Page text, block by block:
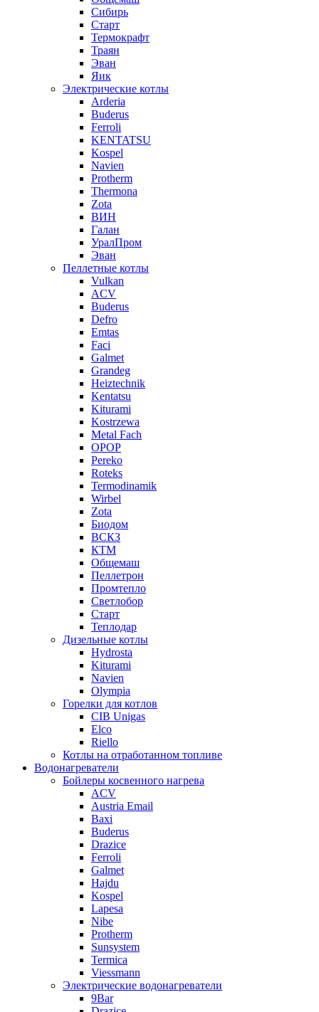
Сибирь
Старт
Термокрафт
Траян
Эван
Яик
Электрические котлы
Arderia
Buderus
Ferroli
KENTATSU
Kospel
Navien
Protherm
Thermona
Zota
ВИН
Галан
УралПром
Эван
Пеллетные котлы
Vulkan
ACV
Buderus
Defro
Emtas
Faci
Galmet
Grandeg
Heiztechnik
Kentatsu
Kiturami
Kostrzewa
Metal Fach
OPOP
Pereko
Roteks
Termodinamik
Wirbel
Zota
Биодом
ВСКЗ
КТМ
Общемаш
Пеллетрон
Промтепло
Светлобор
Старт
Теплодар
Дизельные котлы
Hydrosta
Kiturami
Navien
Olympia
Горелки для котлов
CIB Unigas
Elco
Riello
Котлы на отработанном топливе
Водонагреватели
Бойлеры косвенного нагрева
ACV
Austria Email
Baxi
Buderus
Drazice
Ferroli
Galmet
Hajdu
Kospel
Lapesa
Nibe
Protherm
Sunsystem
Termica
Viessmann
Электрические водонагреватели
9Bar